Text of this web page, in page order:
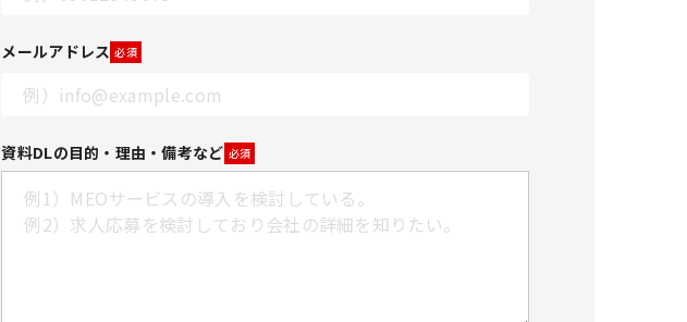
メールアドレス 必須
資料DLの目的・理由・備考など 必須